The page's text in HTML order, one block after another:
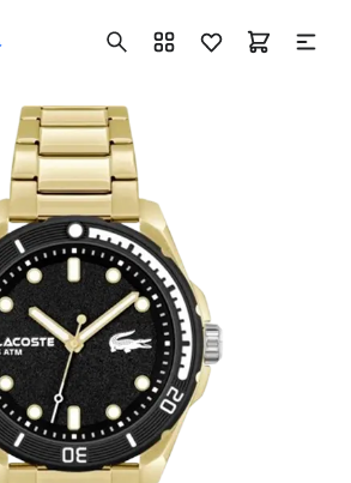
+7 ( 705 ) 181-42-50
info@vetervremeni.kz
Авторизация
Каталог
Мужские часы